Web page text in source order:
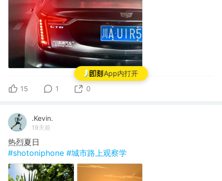
App内打开
15 1 0
.Kevin.
19天前
热烈夏日
#shotoniphone #城市路上观察学